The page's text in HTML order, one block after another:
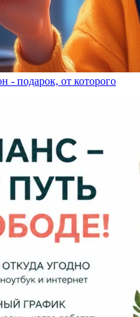
- подарок, от которого